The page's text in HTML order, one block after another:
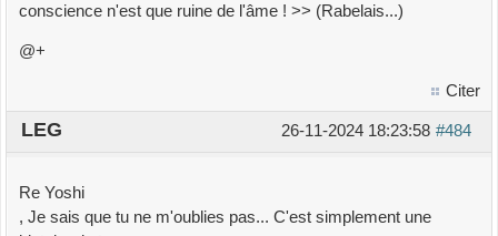
conscience n'est que ruine de l'âme ! >> (Rabelais...)
@+
Citer
#484
26-11-2024 18:23:58
LEG
Re Yoshi
, Je sais que tu ne m'oublies pas... C'est simplement une